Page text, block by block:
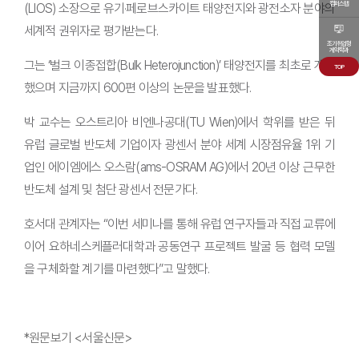
캠퍼스맵
조기취업형
계약학과
TOP
(LIOS) 소장으로 유기·페로브스카이트 태양전지와 광전소자 분야의
세계적 권위자로 평가받는다.
그는 ‘벌크 이종접합(Bulk Heterojunction)’ 태양전지를 최초로 개발
했으며 지금까지 600편 이상의 논문을 발표했다.
박 교수는 오스트리아 비엔나공대(TU Wien)에서 학위를 받은 뒤
유럽 글로벌 반도체 기업이자 광센서 분야 세계 시장점유율 1위 기
업인 에이엠에스 오스람(ams-OSRAM AG)에서 20년 이상 근무한
반도체 설계 및 첨단 광센서 전문가다.
호서대 관계자는 “이번 세미나를 통해 유럽 연구자들과 직접 교류에
이어 요하네스케플러대학과 공동연구 프로젝트 발굴 등 협력 모델
을 구체화할 계기를 마련했다”고 말했다.
*원문보기 <서울신문>